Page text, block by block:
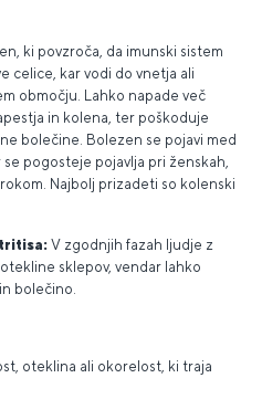
ki povzroča, da imunski sistem
celice, kar vodi do vnetja ali
območju. Lahko napade več
in kolena, ter poškoduje
bolečine. Bolezen se pojavi med
pogosteje pojavlja pri ženskah,
Najbolj prizadeti so kolenski
V zgodnjih fazah ljudje z
sklepov, vendar lahko
bolečino.
oteklina ali okorelost, ki traja